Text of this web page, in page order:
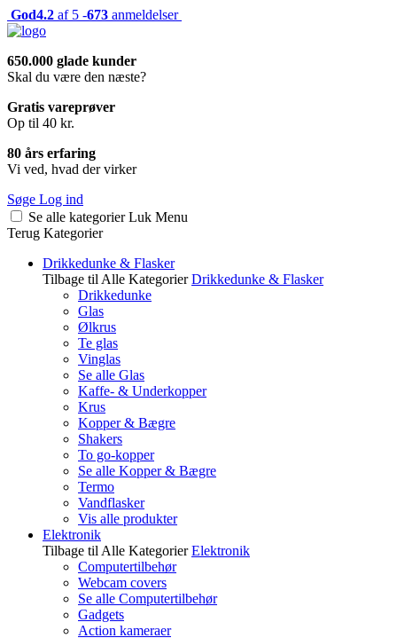
God4.2 af 5 -673 anmeldelser
650.000 glade kunder
Skal du være den næste?
Gratis vareprøver
Op til 40 kr.
80 års erfaring
Vi ved, hvad der virker
Søge Log ind
Se alle kategorier Luk Menu
Terug Kategorier
Drikkedunke & Flasker
Tilbage til Alle Kategorier Drikkedunke & Flasker
Drikkedunke
Glas
Ølkrus
Te glas
Vinglas
Se alle Glas
Kaffe- & Underkopper
Krus
Kopper & Bægre
Shakers
To go-kopper
Se alle Kopper & Bægre
Termo
Vandflasker
Vis alle produkter
Elektronik
Tilbage til Alle Kategorier Elektronik
Computertilbehør
Webcam covers
Se alle Computertilbehør
Gadgets
Action kameraer